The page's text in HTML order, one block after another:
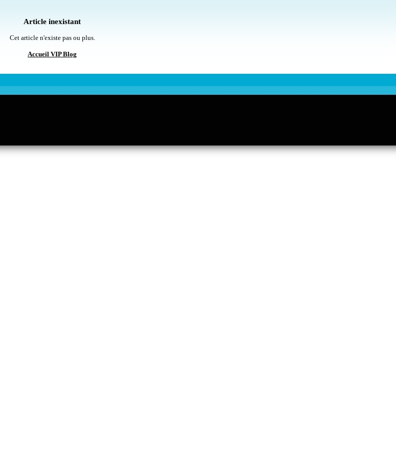
Article inexistant
Cet article n'existe pas ou plus.
Accueil VIP Blog